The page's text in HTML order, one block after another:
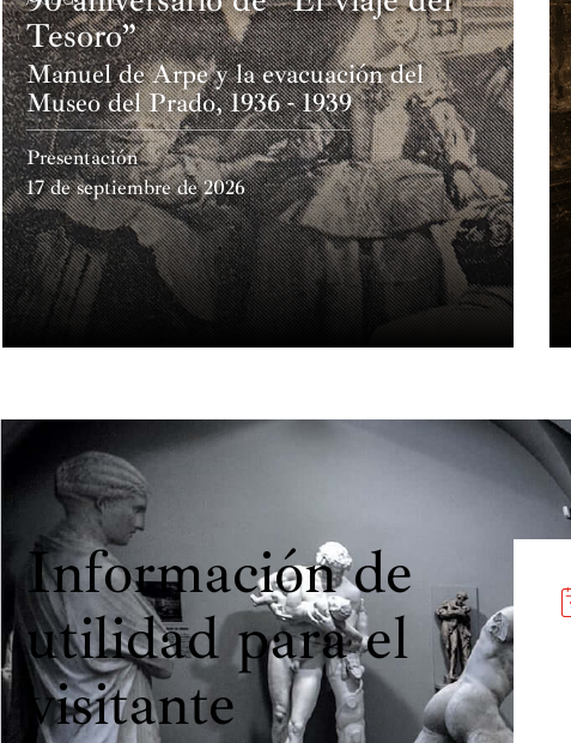
Tesoro”
Manuel de Arpe y la evacuación del
Museo del Prado, 1936 - 1939
Presentación
17 de septiembre de 2026
Información de
utilidad para el
visitante